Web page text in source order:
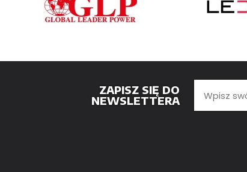
ZAPISZ SIĘ DO
NEWSLETTERA